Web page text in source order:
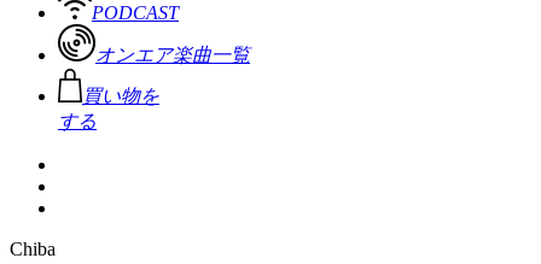
PODCAST
オンエア楽曲一覧
買い物を
する
Chiba